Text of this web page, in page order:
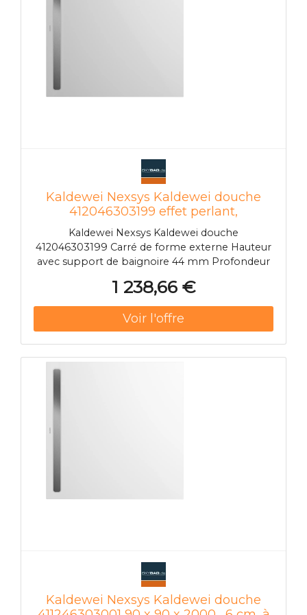
hygiénique Cosse de mise à la terre pour
Kaldewei Nexsys Kaldewei douche
412046303199 effet perlant,
manhattan, 120 x 120 x 2,2 cm, à
Kaldewei Nexsys sol
Kaldewei Nexsys Kaldewei douche
412046303199 Carré de forme externe Hauteur
avec support de baignoire 44 mm Profondeur
Position de vidange à l'extérieur niveau du sol
Hauteur avec vidage modèle KA 4121 min 104
mm / max 174 mm Hauteur avec vidage
modèle KA 4122 ultra-plat 84 mm Poids 35 kg
blanc alpin surface certifiée: résistant aux
rayures et aux chocs résistant aux produits
chimiques résistant à la chaleur Résistant aux
1 238,66 €
Kaldewei Nexsys Kaldewei douche